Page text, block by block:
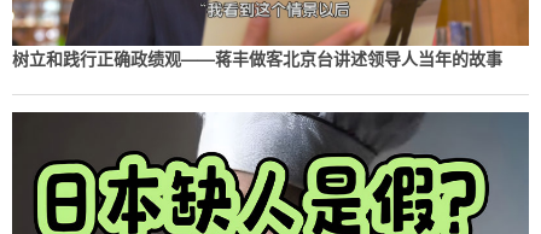
树立和践行正确政绩观——蒋丰做客北京台讲述领导人当年的故事